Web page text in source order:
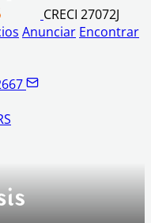
CRECI 27072J
Anunciar Encontrar